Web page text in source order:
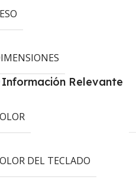
Información Relevante
DEL TECLADO